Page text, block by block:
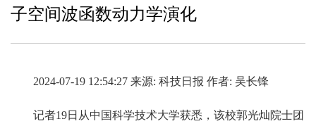
子空间波函数动力学演化
2024-07-19 12:54:27 来源: 科技日报 作者: 吴长锋
记者19日从中国科学技术大学获悉，该校郭光灿院士团